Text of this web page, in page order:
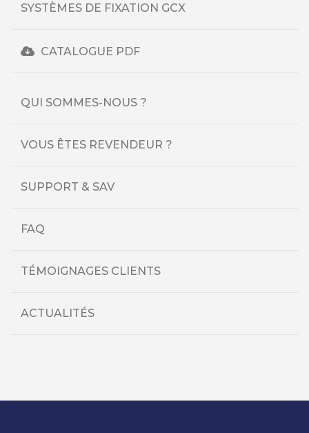
SYSTÈMES DE FIXATION GCX
CATALOGUE PDF
QUI SOMMES-NOUS ?
VOUS ÊTES REVENDEUR ?
SUPPORT & SAV
FAQ
TÉMOIGNAGES CLIENTS
ACTUALITÉS